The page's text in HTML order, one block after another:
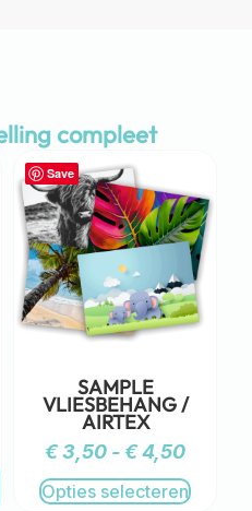
compleet
Save
SAMPLE
VLIESBEHANG /
AIRTEX
€3,50 - €4,50
Opties selecteren